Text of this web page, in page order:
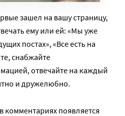
зашел на вашу страницу,
ему или ей: «Мы уже
постах», «Все есть на
снабжайте
отвечайте на каждый
и дружелюбно.
комментариях появляется